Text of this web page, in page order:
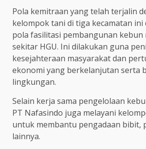
Pola kemitraan yang telah terjalin
kelompok tani di tiga kecamatan ini
pola fasilitasi pembangunan kebun
sekitar HGU. Ini dilakukan guna
kesejahteraan masyarakat dan
ekonomi yang berkelanjutan serta
lingkungan.
Selain kerja sama pengelolaan
PT Nafasindo juga melayani
untuk membantu pengadaan bibit,
lainnya.